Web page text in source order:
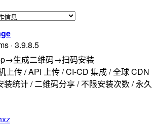
· 3.9.8.5
生成二维码→扫码安装
上传 / API 上传 / CI-CD 集成 / 全球 CDN
装统计 / 二维码分享 / 不限安装次数 / 永久